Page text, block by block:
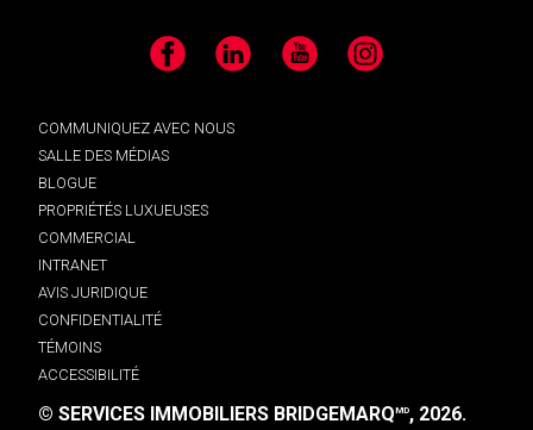
Facebook LinkedIn YouTube Instagram
COMMUNIQUEZ AVEC NOUS
SALLE DES MÉDIAS
BLOGUE
PROPRIÉTÉS LUXUEUSES
COMMERCIAL
INTRANET
AVIS JURIDIQUE
CONFIDENTIALITÉ
TÉMOINS
ACCESSIBILITÉ
© SERVICES IMMOBILIERS BRIDGEMARQMD, 2026.